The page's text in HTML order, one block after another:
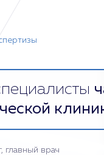
главный врач